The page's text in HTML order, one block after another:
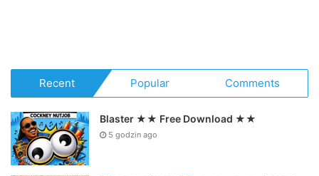
Recent Popular Comments
Blaster ★★ Free Download ★★
5 godzin ago